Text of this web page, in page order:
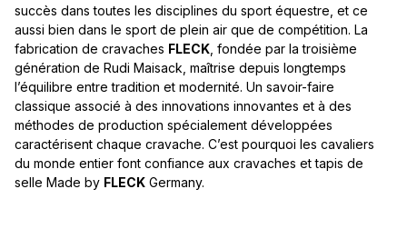
succès dans toutes les disciplines du sport équestre, et ce
aussi bien dans le sport de plein air que de compétition. La
fabrication de cravaches FLECK , fondée par la troisième
génération de Rudi Maisack, maîtrise depuis longtemps
l’équilibre entre tradition et modernité. Un savoir-faire
classique associé à des innovations innovantes et à des
méthodes de production spécialement développées
caractérisent chaque cravache. C’est pourquoi les cavaliers
du monde entier font confiance aux cravaches et tapis de
selle Made by FLECK Germany.